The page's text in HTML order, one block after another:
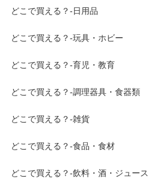
どこで買える？-日用品
どこで買える？-玩具・ホビー
どこで買える？-育児・教育
どこで買える？-調理器具・食器類
どこで買える？-雑貨
どこで買える？-食品・食材
どこで買える？-飲料・酒・ジュース